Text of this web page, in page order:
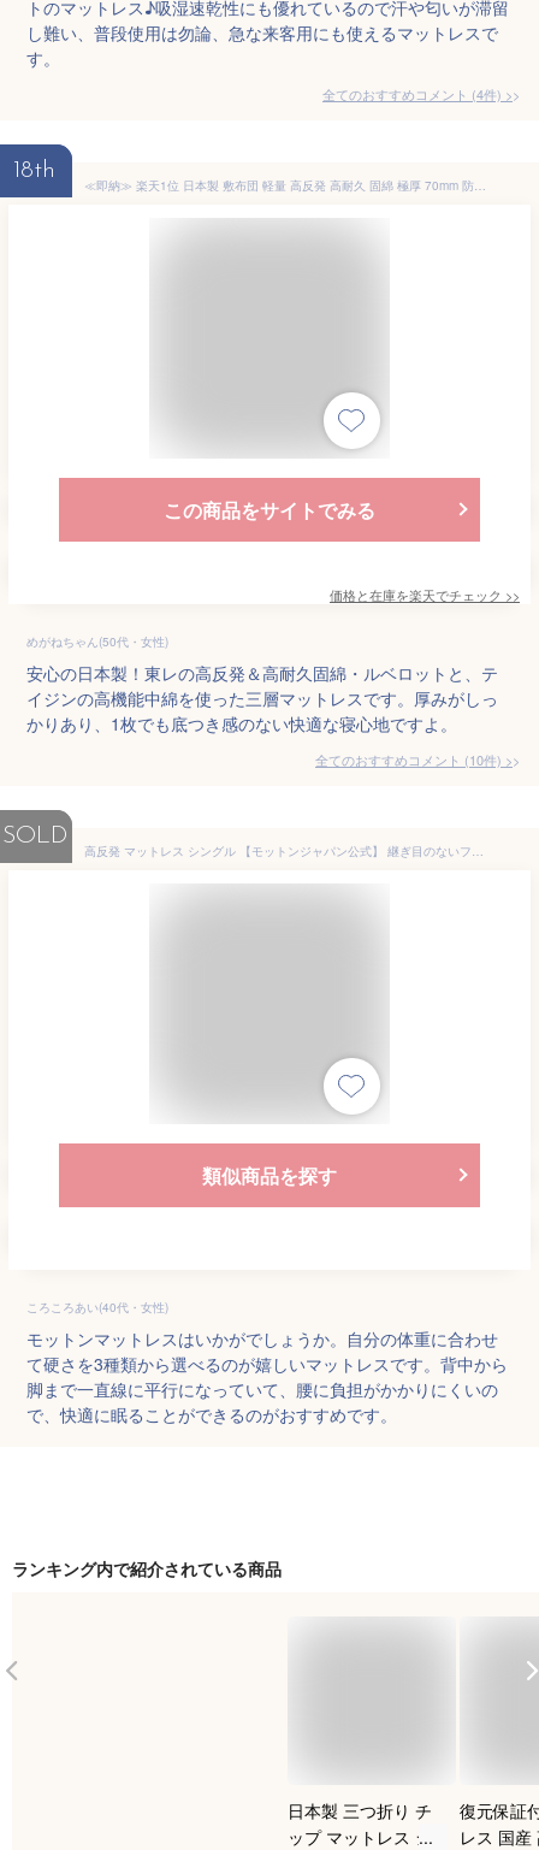
トのマットレス♪吸湿速乾性にも優れているので汗や匂いが滞留
し難い、普段使用は勿論、急な来客用にも使えるマットレスで
す。
全てのおすすめコメント (4件) >
18th
≪即納≫ 楽天1位 日本製 敷布団 軽量 高反発 高耐久 固綿 極厚 70mm 防ダニ 抗菌 防臭吸汗 速乾 敷き布団 シングル セミダブル ダブル クイーン ロング ルベロット 敷布団 防ダニ 国産 硬め 敷ふとん マットレス 来客用 綿100% 三層敷布団
この商品をサイトでみる
価格と在庫を楽天でチェック >>
めがねちゃん(50代・女性)
安心の日本製！東レの高反発＆高耐久固綿・ルベロットと、テ
イジンの高機能中綿を使った三層マットレスです。厚みがしっ
かりあり、1枚でも底つき感のない快適な寝心地ですよ。
全てのおすすめコメント (10件) >
SOLD
高反発 マットレス シングル 【モットンジャパン公式】 継ぎ目のないフラットタイプ 極厚10cm 体圧分散 かため やわらかめ 日本製 motton マットレス レギュラー 170N
類似商品を探す
ころころあい(40代・女性)
モットンマットレスはいかがでしょうか。自分の体重に合わせ
て硬さを3種類から選べるのが嬉しいマットレスです。背中から
脚まで一直線に平行になっていて、腰に負担がかかりにくいの
で、快適に眠ることができるのがおすすめです。
ランキング内で紹介されている商品
日本製 三つ折り チ
ップ マットレス シ
復元保証
レス 国産